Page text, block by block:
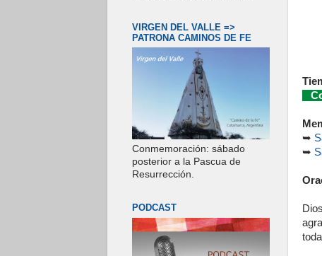
➥
➥
VIRGEN DEL VALLE =>
PATRONA CAMINOS DE FE
Conmemoración: sábado
posterior a la Pascua de
Resurrección.
PODCAST